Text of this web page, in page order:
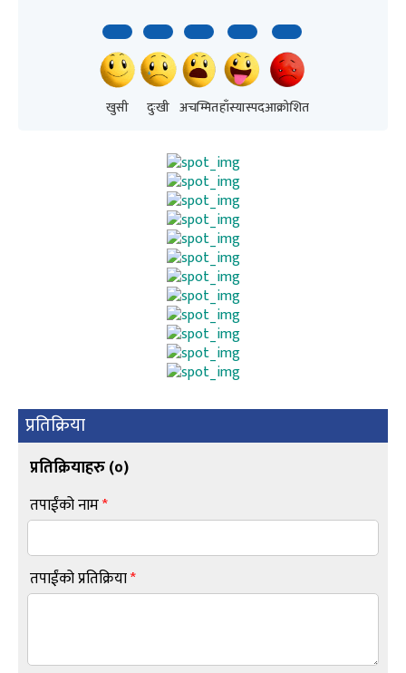
खुसी दुःखी अचम्मितहाँस्यास्पदआक्रोशित
प्रतिक्रिया
प्रतिक्रियाहरु (०)
तपाईंको नाम*
तपाईंको प्रतिक्रिया*